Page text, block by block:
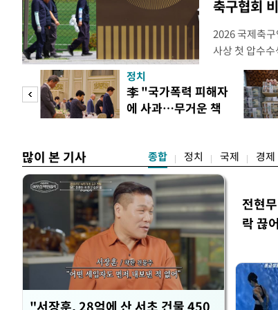
축구협회
2026 국제축
사상 첫 압수
거지면서 그
심판 성 접대
돌이킬 수 없
홍명보 전 감
정치
李 "국가폭력 피해자
에 사과…무거운 책
많이 본 기사 종합 정치 국제 경제
"서장훈, 28억에 산 서초 건물 450
전현
락 끊